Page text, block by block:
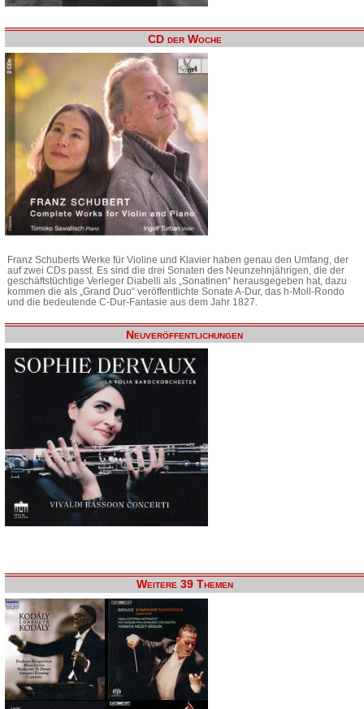
CD der Woche
Franz Schuberts Werke für Violine und Klavier haben genau den Umfang, der
auf zwei CDs passt. Es sind die drei Sonaten des Neunzehnjährigen, die der
geschäftstüchtige Verleger Diabelli als „Sonatinen“ herausgegeben hat, dazu
kommen die als „Grand Duo“ veröffentlichte Sonate A-Dur, das h-Moll-Rondo
und die bedeutende C-Dur-Fantasie aus dem Jahr 1827.
Neuveröffentlichungen
Weitere 39 Themen